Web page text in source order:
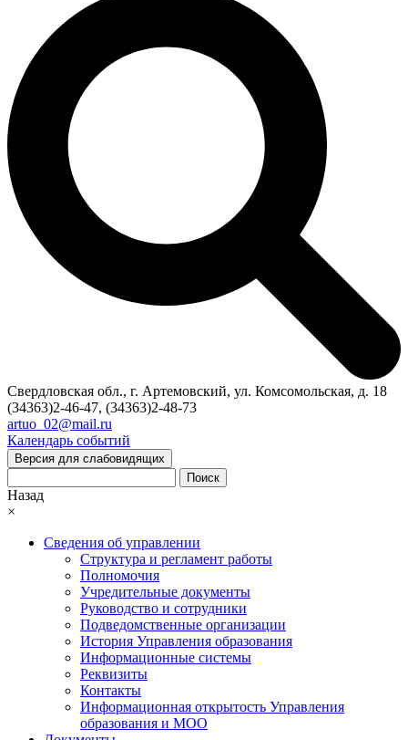
Свердловская обл., г. Артемовский, ул. Комсомольская, д. 18
(34363)2-46-47, (34363)2-48-73
artuo_02@mail.ru
Календарь событий
Версия для слабовидящих
Поиск
Назад
×
Сведения об управлении
Структура и регламент работы
Полномочия
Учредительные документы
Руководство и сотрудники
Подведомственные организации
История Управления образования
Информационные системы
Реквизиты
Контакты
Информационная открытость Управления
образования и МОО